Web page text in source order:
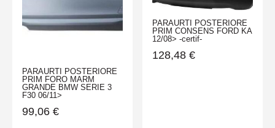
PARAURTI POSTERIORE
PRIM FORO MARM
GRANDE BMW SERIE 3
F30 06/11>
99,06 €
PARAURTI POSTERIORE
PRIM CONSENS FORD KA
12/08> -certif-
128,48 €